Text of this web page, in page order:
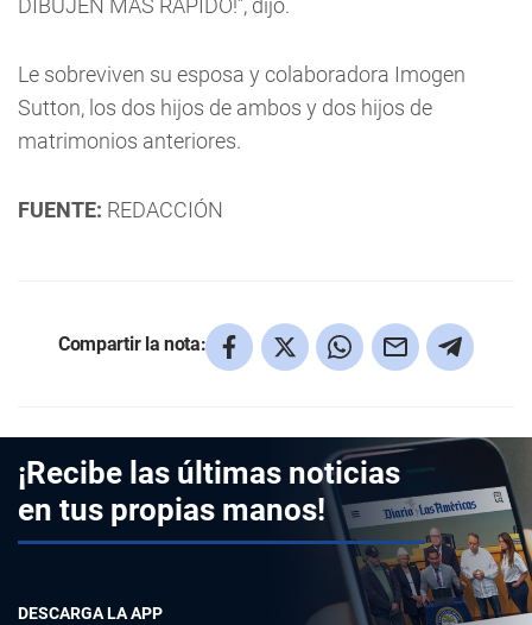
DIBUJEN MÁS RÁPIDO!”, dijo.
Le sobreviven su esposa y colaboradora Imogen
Sutton, los dos hijos de ambos y dos hijos de
matrimonios anteriores.
FUENTE: REDACCIÓN
Compartir la nota:
¡Recibe las últimas noticias
en tus propias manos!
DESCARGA LA APP